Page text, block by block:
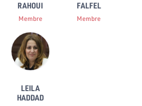
RAHOUI
Membre
FALFEL
Membre
LEILA
HADDAD